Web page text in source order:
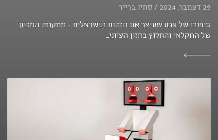
29 דצמבר, 2024 / סתיו ברייר
סיפורו של צבע שעיצב את הזהות הישראלית - ממקומו המכונן
של החקלאי והחלוץ בחזון הציוני...